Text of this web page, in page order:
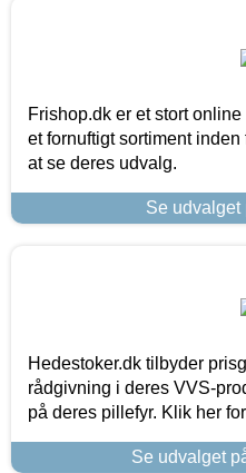
Frishop.dk er et stort
et fornuftigt sortiment
at se deres udvalg.
Se udvalget
Hedestoker.dk tilbyder
rådgivning i deres VVS-
på deres pillefyr. Klik her
Se udvalget